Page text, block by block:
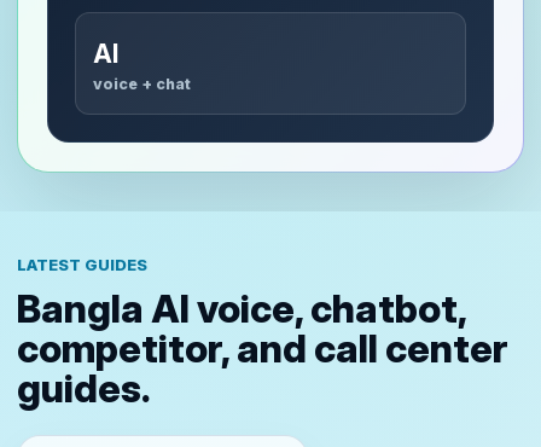
AI
voice + chat
LATEST GUIDES
Bangla AI voice, chatbot,
competitor, and call center
guides.